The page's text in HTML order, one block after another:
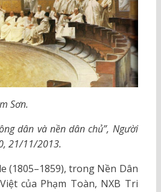
Sơn.
dân và nền dân chủ”, Người
21/11/2013.
(1805–1859), trong Nền Dân
của Phạm Toàn, NXB Tri